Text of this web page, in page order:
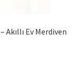
Akıllı Ev Merdiven